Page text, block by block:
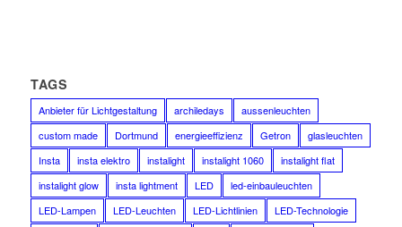
TAGS
Anbieter für Lichtgestaltung archiledays
aussenleuchten
custom made
Dortmund energieeffizienz Getron
glasleuchten
Insta
insta elektro instalight instalight 1060
instalight flat
instalight glow
insta lightment LED
led-einbauleuchten
LED-Lampen
LED-Leuchten LED-Lichtlinien
LED-Technologie